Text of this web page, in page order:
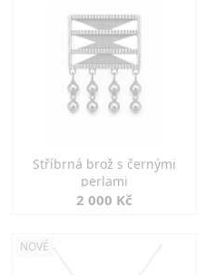
Stříbrná brož s černými
perlami
2 000 Kč
NOVÉ